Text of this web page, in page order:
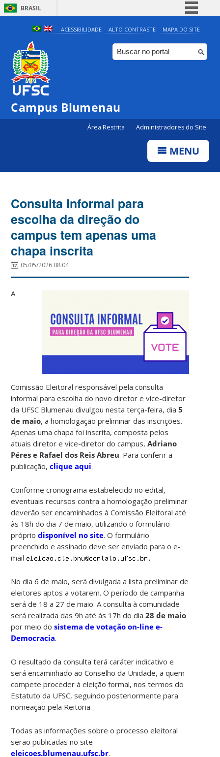
BRASIL
Simplifique!
Comunica BR
Participe
ACESSIBILIDADE ALTO CONTRASTE MAPA DO SITE
Campus Blumenau
Área Restrita Administradores do Site
MENU
Consulta informal para
escolha da direção do
campus tem apenas uma
chapa inscrita
05/05/2026 08:04
A
Comissão Eleitoral responsável pela consulta
informal para escolha do novo diretor e vice-diretor
da UFSC Blumenau divulgou nesta terça-feira, dia5
de maio, a homologação preliminar das inscrições.
Apenas uma chapa foi inscrita, composta pelos
atuais diretor e vice-diretor do campus,Adriano
Péres e Rafael dos Reis Abreu. Para conferir a
publicação,clique aqui.
Conforme cronograma estabelecido no edital,
eventuais recursos contra a homologação preliminar
deverão ser encaminhados à Comissão Eleitoral até
às 18h do dia 7 de maio, utilizando o formulário
própriodisponível no site. O formulário
preenchido e assinado deve ser enviado para o e-
mail
No dia 6 de maio, será divulgada a lista preliminar de
eleitores aptos a votarem. O período de campanha
será de 18 a 27 de maio. A consulta à comunidade
será realizada das 9h até às 17h do dia28 de maio
por meio dosistema de votação on-line e-
Democracia.
O resultado da consulta terá caráter indicativo e
será encaminhado ao Conselho da Unidade, a quem
compete proceder à eleição formal, nos termos do
Estatuto da UFSC, seguindo posteriormente para
nomeação pela Reitoria.
Todas as informações sobre o processo eleitoral
serão publicadas no site
eleicoes.blumenau.ufsc.br.